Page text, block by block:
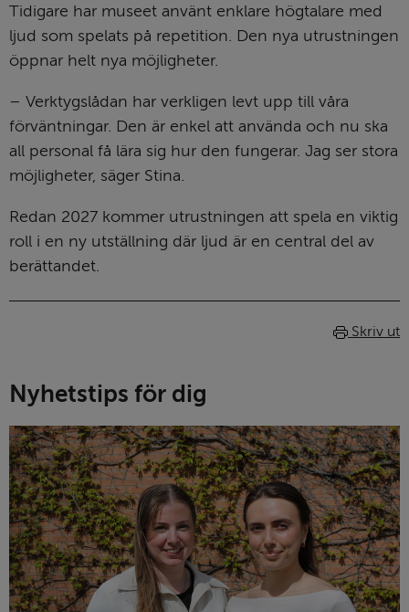
Tidigare har museet använt enklare högtalare med
ljud som spelats på repetition. Den nya utrustningen
öppnar helt nya möjligheter.
– Verktygslådan har verkligen levt upp till våra
förväntningar. Den är enkel att använda och nu ska
all personal få lära sig hur den fungerar. Jag ser stora
möjligheter, säger Stina.
Redan 2027 kommer utrustningen att spela en viktig
roll i en ny utställning där ljud är en central del av
berättandet.
Skriv ut
Nyhetstips för dig